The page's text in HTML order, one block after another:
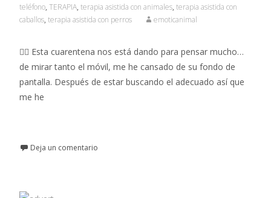
teléfono, TERAPIA, terapia asistida con animales, terapia asistida con
caballos, terapia asistida con perros emoticanimal
👉🏼 Esta cuarentena nos está dando para pensar mucho…
de mirar tanto el móvil, me he cansado de su fondo de
pantalla. Después de estar buscando el adecuado así que
me he
Deja un comentario